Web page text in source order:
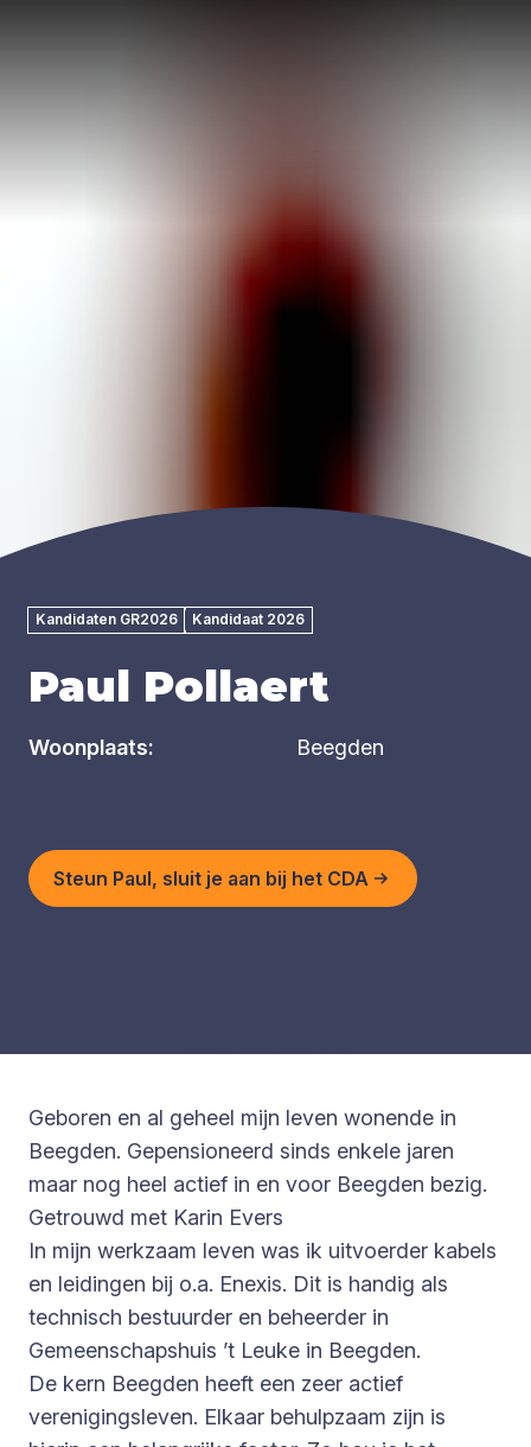
Kandidaten GR2026 Kandidaat 2026
Paul Pollaert
Woonplaats: Beegden
Steun Paul, sluit je aan bij het CDA
Geboren en al geheel mijn leven wonende in
Beegden. Gepensioneerd sinds enkele jaren
maar nog heel actief in en voor Beegden bezig.
Getrouwd met Karin Evers
In mijn werkzaam leven was ik uitvoerder kabels
en leidingen bij o.a. Enexis. Dit is handig als
technisch bestuurder en beheerder in
Gemeenschapshuis ’t Leuke in Beegden.
De kern Beegden heeft een zeer actief
verenigingsleven. Elkaar behulpzaam zijn is